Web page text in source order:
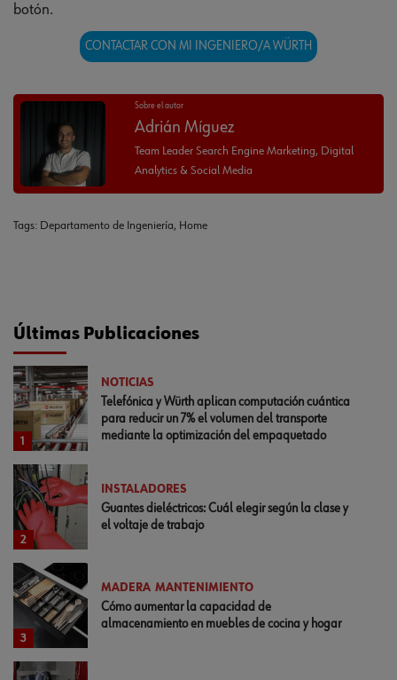
botón.
CONTACTAR CON MI INGENIERO/A WÜRTH
Sobre el autor
Adrián Míguez
Team Leader Search Engine Marketing, Digital
Analytics & Social Media
Tags: Departamento de Ingeniería, Home
Últimas Publicaciones
1
NOTICIAS
Telefónica y Würth aplican computación cuántica
para reducir un 7% el volumen del transporte
mediante la optimización del empaquetado
2
INSTALADORES
Guantes dieléctricos: Cuál elegir según la clase y
el voltaje de trabajo
3
MADERA MANTENIMIENTO
Cómo aumentar la capacidad de
almacenamiento en muebles de cocina y hogar